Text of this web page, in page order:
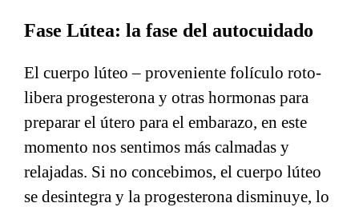
Fase Lútea: la fase del autocuidado
El cuerpo lúteo – proveniente folículo roto-
libera progesterona y otras hormonas para
preparar el útero para el embarazo, en este
momento nos sentimos más calmadas y
relajadas. Si no concebimos, el cuerpo lúteo
se desintegra y la progesterona disminuye, lo